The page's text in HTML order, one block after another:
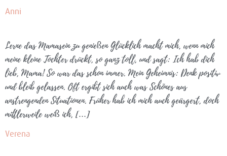
Anni
Lerne das Mamasein zu genießen Glücklich macht mich, wenn mich
meine kleine Tochter drückt, so ganz toll, und sagt: Ich hab dich
lieb, Mama! So war das schon immer. Mein Geheimnis: Denk positiv
und bleib gelassen. Oft ergibt sich auch was Schönes aus
anstrengenden Situationen. Früher hab ich mich auch geärgert, doch
mittlerweile weiß ich, […]
Verena